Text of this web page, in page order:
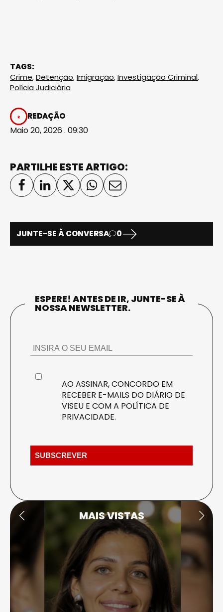
TAGS:
Crime,Detenção,Imigração,Investigação Criminal,
Polícia Judiciária
REDAÇÃO
Maio 20, 2026 . 09:30
PARTILHE ESTE ARTIGO:
JUNTE-SE À CONVERSA 0
ESPERE! ANTES DE IR, JUNTE-SE À
NOSSA NEWSLETTER.
AO ASSINAR, CONCORDO EM
RECEBER E-MAILS DO DIÁRIO DE
VISEU E COM A POLÍTICA DE
PRIVACIDADE.
MAIS VISTAS